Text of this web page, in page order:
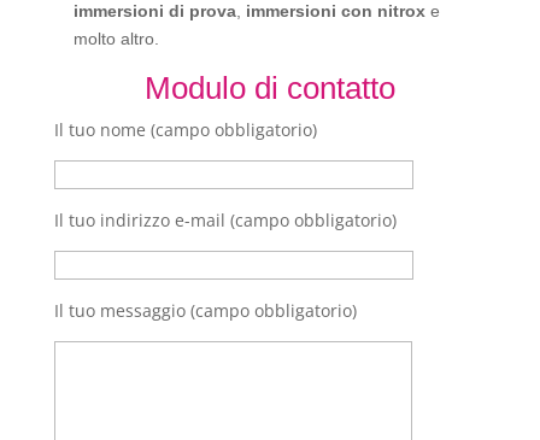
immersioni di prova, immersioni con nitroxe
molto altro.
Modulo di contatto
Il tuo nome (campo obbligatorio)
Il tuo indirizzo e-mail (campo obbligatorio)
Il tuo messaggio (campo obbligatorio)